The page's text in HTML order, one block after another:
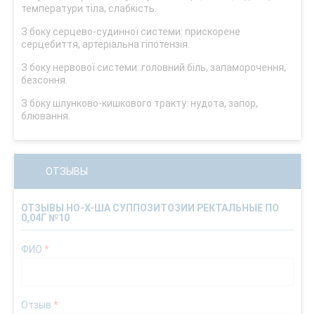
температури тіла, слабкість.
З боку серцево-судинної системи: прискорене
серцебиття, артеріальна гіпотензія.
З боку нервової системи: головний біль, запаморочення,
безсоння.
З боку шлунково-кишкового тракту: нудота, запор,
блювання.
ОТЗЫВЫ
ОТЗЫВЫ НО-Х-ША СУППОЗИТОЗИИ РЕКТАЛЬНЫЕ ПО
0,04Г №10
ФИО *
Отзыв *